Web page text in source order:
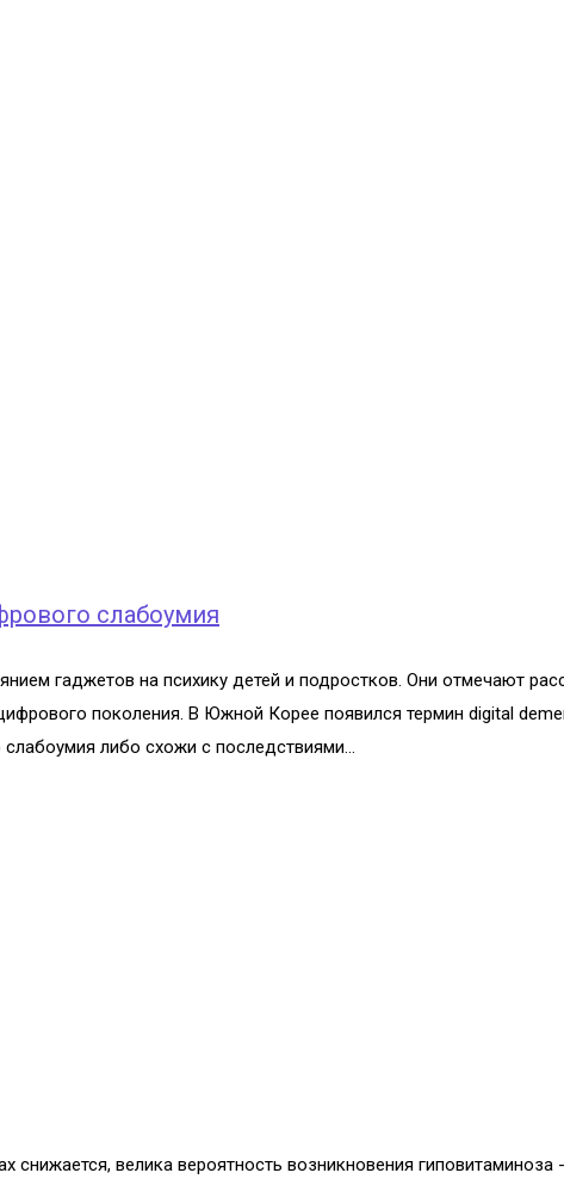
слабоумия
гаджетов на психику детей и подростков. Они отмечают
поколения. В Южной Корее появился термин digital
либо схожи с последствиями...
снижается, велика вероятность возникновения